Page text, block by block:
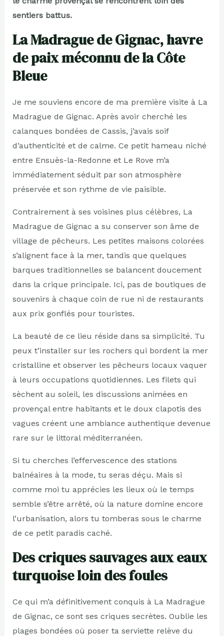
sentiers battus.
La Madrague de Gignac, havre
de paix méconnu de la Côte
Bleue
Je me souviens encore de ma première visite à La
Madrague de Gignac. Après avoir cherché les
calanques bondées de Cassis, j’avais soif
d’authenticité et de calme. Ce petit hameau niché
entre Ensuès-la-Redonne et Le Rove m’a
immédiatement séduit par son atmosphère
préservée et son rythme de vie paisible.
Contrairement à ses voisines plus célèbres, La
Madrague de Gignac a su conserver son âme de
village de pêcheurs. Les petites maisons colorées
s’alignent face à la mer, tandis que quelques
barques traditionnelles se balancent doucement
dans la crique principale. Ici, pas de boutiques de
souvenirs à chaque coin de rue ni de restaurants
aux prix gonflés pour touristes.
La beauté de ce lieu réside dans sa simplicité. Tu
peux t’installer sur les rochers qui bordent la mer
cristalline et observer les pêcheurs locaux vaquer
à leurs occupations quotidiennes. Les filets qui
sèchent au soleil, les discussions animées en
provençal entre habitants et le doux clapotis des
vagues créent une ambiance authentique devenue
rare sur le littoral méditerranéen.
Si tu cherches l’effervescence des stations
balnéaires à la mode, tu seras déçu. Mais si
comme moi tu apprécies les lieux où le temps
semble s’être arrêté, où la nature domine encore
l’urbanisation, alors tu tomberas sous le charme
de ce petit paradis caché.
Des criques sauvages aux eaux
turquoise loin des foules
Ce qui m’a définitivement conquis à La Madrague
de Gignac, ce sont ses criques secrètes. Oublie les
plages bondées où poser ta serviette relève du